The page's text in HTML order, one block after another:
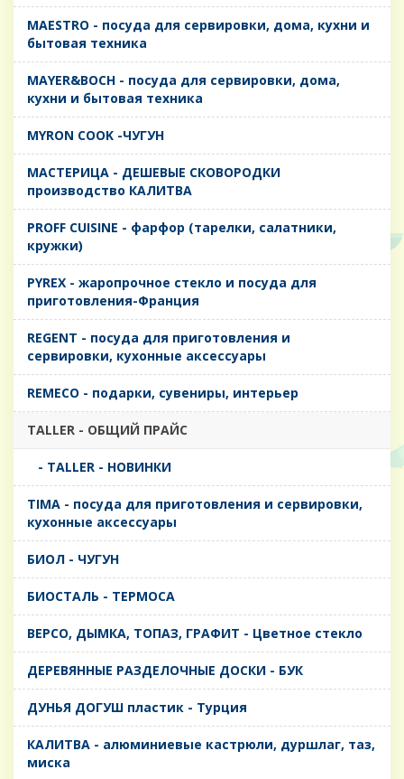
MAESTRO - посуда для сервировки, дома, кухни и
бытовая техника
MAYER&BOCH - посуда для сервировки, дома,
кухни и бытовая техника
MYRON COOK -ЧУГУН
MАСТЕРИЦА - ДЕШЕВЫЕ СКОВОРОДКИ
производство КАЛИТВА
PROFF CUISINE - фарфор (тарелки, салатники,
кружки)
PYREX - жаропрочное стекло и посуда для
приготовления-Франция
REGENT - посуда для приготовления и
сервировки, кухонные аксессуары
REMECO - подарки, сувениры, интерьер
TALLER - ОБЩИЙ ПРАЙС
- TALLER - НОВИНКИ
TIMA - посуда для приготовления и сервировки,
кухонные аксессуары
БИОЛ - ЧУГУН
БИОСТАЛЬ - ТЕРМОСА
ВЕРСО, ДЫМКА, ТОПАЗ, ГРАФИТ - Цветное стекло
ДЕРЕВЯННЫЕ РАЗДЕЛОЧНЫЕ ДОСКИ - БУК
ДУНЬЯ ДОГУШ пластик - Турция
КАЛИТВА - алюминиевые кастрюли, дуршлаг, таз,
миска